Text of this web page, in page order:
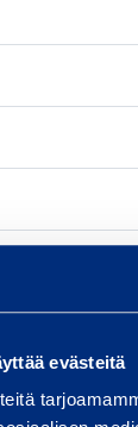
evästeitä